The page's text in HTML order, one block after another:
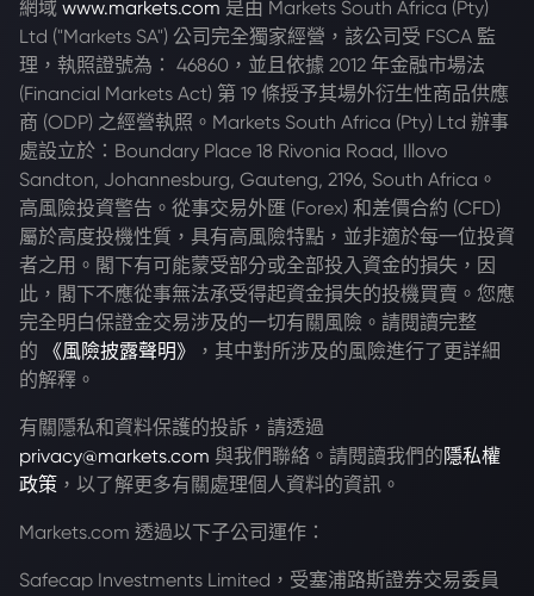
網域 www.markets.com 是由 Markets South Africa (Pty)
Ltd ("Markets SA") 公司完全獨家經營，該公司受 FSCA 監
理，執照證號為： 46860，並且依據 2012 年金融市場法
(Financial Markets Act) 第 19 條授予其場外衍生性商品供應
商 (ODP) 之經營執照。Markets South Africa (Pty) Ltd 辦事
處設立於：Boundary Place 18 Rivonia Road, Illovo
Sandton, Johannesburg, Gauteng, 2196, South Africa。
高風險投資警告。從事交易外匯 (Forex) 和差價合約 (CFD)
屬於高度投機性質，具有高風險特點，並非適於每一位投資
者之用。閣下有可能蒙受部分或全部投入資金的損失，因
此，閣下不應從事無法承受得起資金損失的投機買賣。您應
完全明白保證金交易涉及的一切有關風險。請閱讀完整
的
《風險披露聲明》
，其中對所涉及的風險進行了更詳細
的解釋。
有關隱私和資料保護的投訴，請透過
privacy@markets.com 與我們聯絡。請閱讀我們的 隱私權
政策 ，以了解更多有關處理個人資料的資訊。
Markets.com 透過以下子公司運作：
Safecap Investments Limited，受塞浦路斯證券交易委員